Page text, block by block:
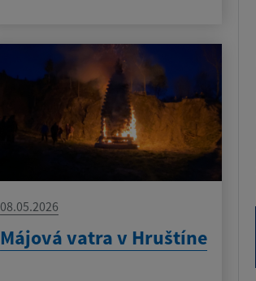
08.05.2026
Májová vatra v Hruštíne